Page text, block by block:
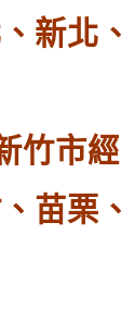
新北
竹市
苗栗